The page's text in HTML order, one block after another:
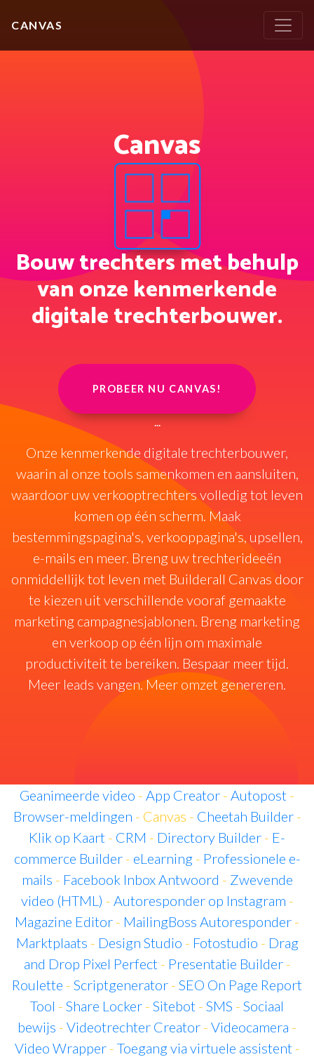
CANVAS
Canvas
Bouw trechters met behulp
van onze kenmerkende
digitale trechterbouwer.
PROBEER NU CANVAS!
...
Onze kenmerkende digitale trechterbouwer,
waarin al onze tools samenkomen en aansluiten,
waardoor uw verkooptrechters volledig tot leven
komen op één scherm. Maak
bestemmingspagina's, verkooppagina's, upsellen,
e-mails en meer. Breng uw trechterideeën
onmiddellijk tot leven met Builderall Canvas door
te kiezen uit verschillende vooraf gemaakte
marketing campagnesjablonen. Breng marketing
en verkoop op één lijn om maximale
productiviteit te bereiken. Bespaar meer tijd.
Meer leads vangen. Meer omzet genereren.
Geanimeerde video - App Creator - Autopost -
Browser-meldingen - Canvas - Cheetah Builder-
Klik op Kaart - CRM - Directory Builder - E-
commerce Builder- eLearning- Professionele e-
mails - Facebook Inbox Antwoord - Zwevende
video (HTML) - Autoresponder op Instagram -
Magazine Editor - MailingBoss Autoresponder -
Marktplaats - Design Studio - Fotostudio - Drag
and Drop Pixel Perfect- Presentatie Builder-
Roulette - Scriptgenerator - SEO On Page Report
Tool - Share Locker - Sitebot - SMS - Sociaal
bewijs - Videotrechter Creator - Videocamera -
Video Wrapper- Toegang via virtuele assistent-